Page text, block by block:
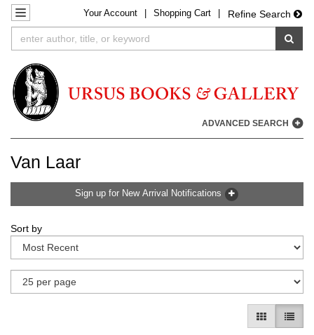
Skip
to
main
TOGGLE NAVIGATION
YourAccount Shopping Cart Refine Search
ADVANCED SEARCH
Van Laar
Sign up for New Arrival Notifications
search
results
Skip
to
search
Sort by
GALLERY
LIST